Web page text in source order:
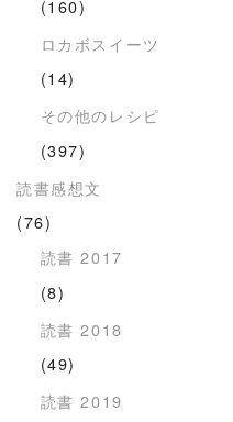
(160)
ロカボスイーツ
(14)
その他のレシピ
(397)
読書感想文
(76)
読書 2017
(8)
読書 2018
(49)
読書 2019